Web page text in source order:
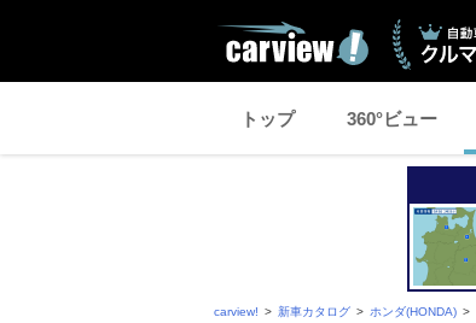
トップ 360°ビュー
carview! 新車カタログ ホンダ(HONDA)